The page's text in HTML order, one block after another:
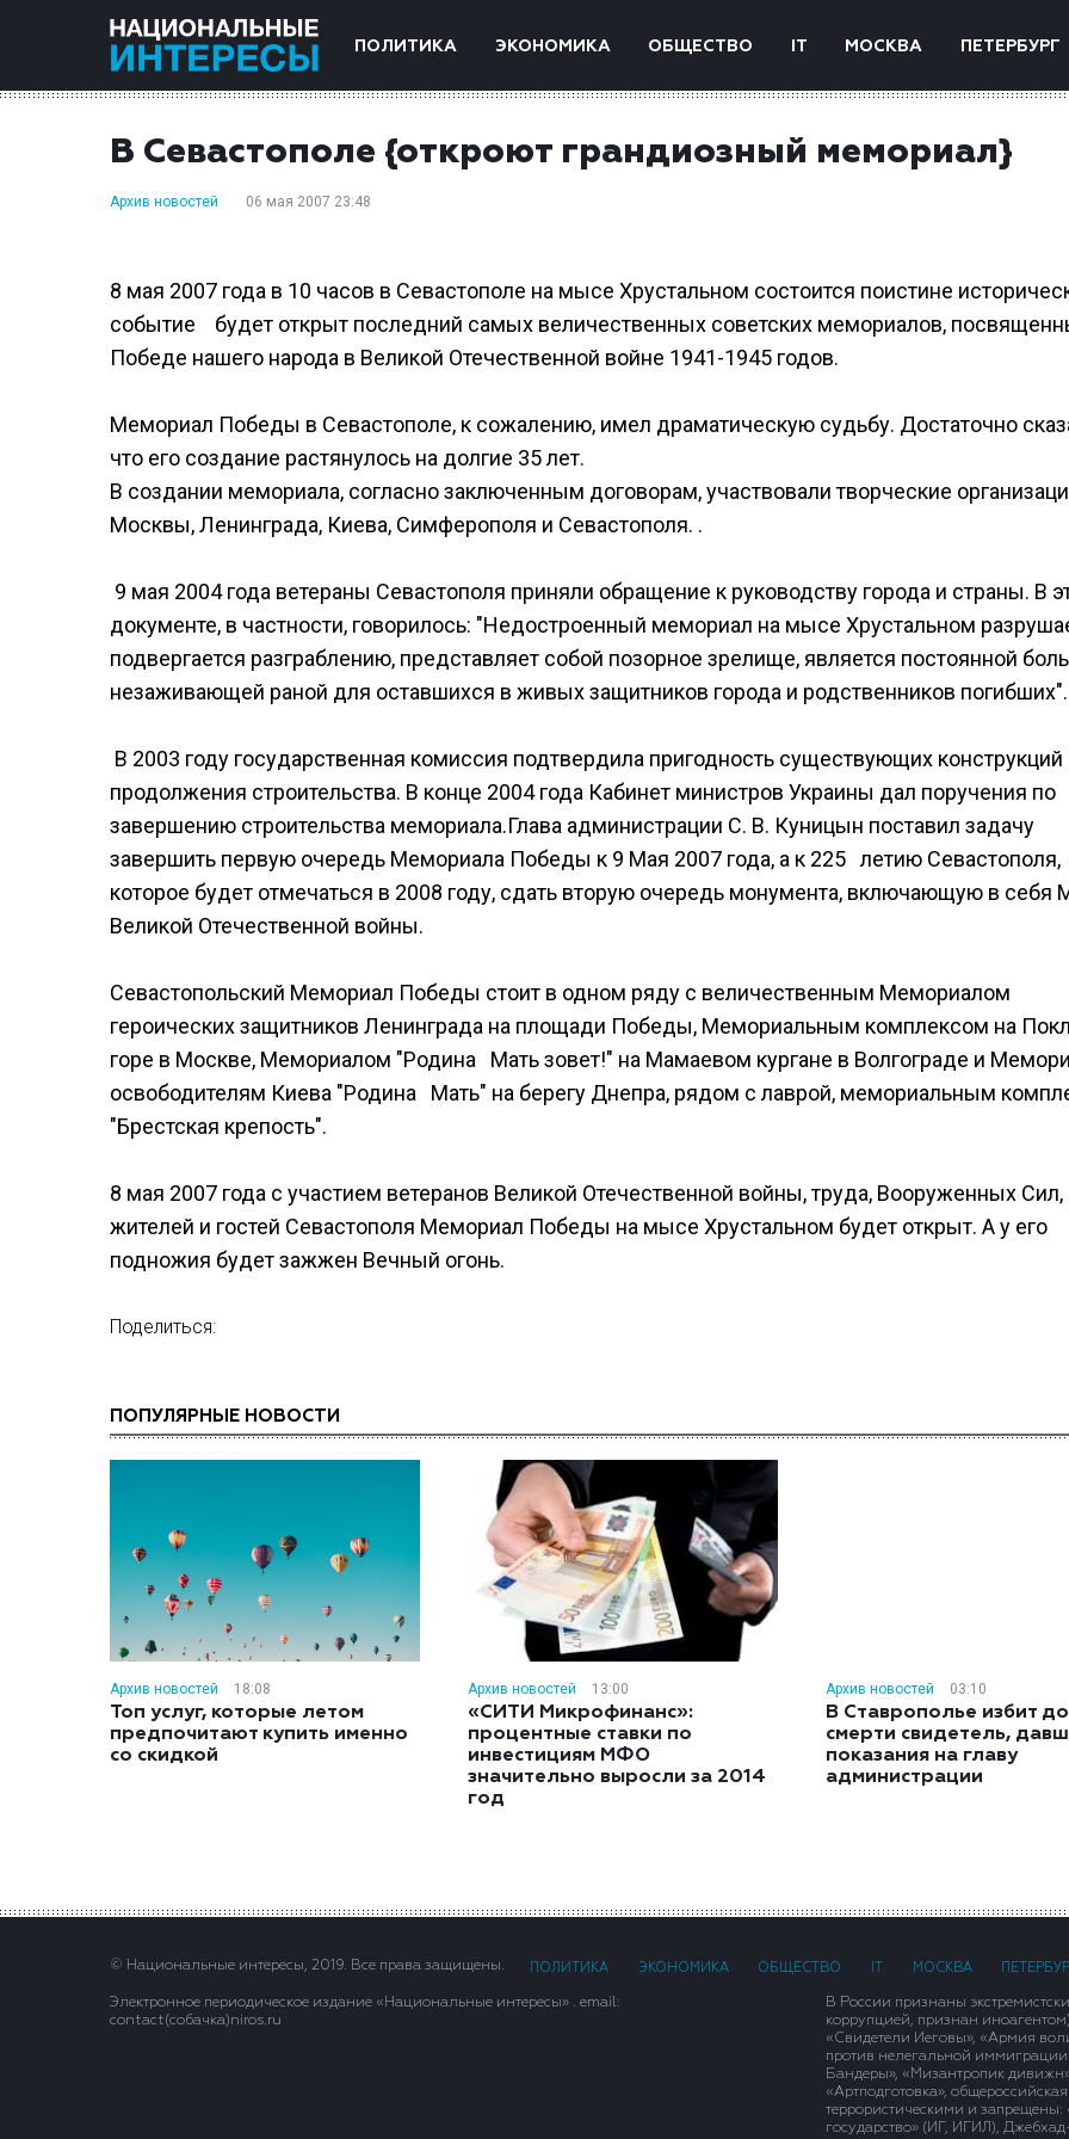
ПОЛИТИКА ЭКОНОМИКА ОБЩЕСТВО IT МОСКВА ПЕТЕРБУРГ
В Севастополе {откроют грандиозный мемориал}
Архив новостей 06 мая 2007 23:48
8 мая 2007 года в 10 часов в Севастополе на мысе Хрустальном состоится поистине
событие будет открыт последний самых величественных советских мемориалов,
Победе нашего народа в Великой Отечественной войне 1941-1945 годов.
Мемориал Победы в Севастополе, к сожалению, имел драматическую судьбу. Достаточно
что его создание растянулось на долгие 35 лет.
В создании мемориала, согласно заключенным договорам, участвовали творческие
Москвы, Ленинграда, Киева, Симферополя и Севастополя. .
9 мая 2004 года ветераны Севастополя приняли обращение к руководству города и страны. В
документе, в частности, говорилось: "Недостроенный мемориал на мысе Хрустальном
подвергается разграблению, представляет собой позорное зрелище, является постоянной
незаживающей раной для оставшихся в живых защитников города и родственников погибших".
В 2003 году государственная комиссия подтвердила пригодность существующих конструкций
продолжения строительства. В конце 2004 года Кабинет министров Украины дал поручения по
завершению строительства мемориала.Глава администрации С. В. Куницын поставил задачу
завершить первую очередь Мемориала Победы к 9 Мая 2007 года, а к 225 летию Севастополя,
которое будет отмечаться в 2008 году, сдать вторую очередь монумента, включающую в себя
Великой Отечественной войны.
Севастопольский Мемориал Победы стоит в одном ряду с величественным Мемориалом
героических защитников Ленинграда на площади Победы, Мемориальным комплексом на
горе в Москве, Мемориалом "Родина Мать зовет!" на Мамаевом кургане в Волгограде и
освободителям Киева "Родина Мать" на берегу Днепра, рядом с лаврой, мемориальным
"Брестская крепость".
8 мая 2007 года с участием ветеранов Великой Отечественной войны, труда, Вооруженных Сил,
жителей и гостей Севастополя Мемориал Победы на мысе Хрустальном будет открыт. А у его
подножия будет зажжен Вечный огонь.
Поделиться:
ПОПУЛЯРНЫЕ НОВОСТИ
Архив новостей 18:08
Топ услуг, которые летом
предпочитают купить именно
со скидкой
Архив новостей 13:00
«СИТИ Микрофинанс»:
процентные ставки по
инвестициям МФО
значительно выросли за 2014
год
Архив новостей 03:10
В Ставрополье избит до
смерти свидетель,
показания на главу
администрации
© Национальные интересы, 2019. Все права защищены. ПОЛИТИКА ЭКОНОМИКА ОБЩЕСТВО МОСКВА
Электронное периодическое издание «Национальные интересы» . email:
contact(сoбaчка)niros.ru
В России признаны
коррупцией, признан
«Свидетели Иеговы», «Армия
против нелегальной
Бандеры», «Мизантропик
«Артподготовка»,
террористическими и
государство» (ИГ, ИГИЛ),